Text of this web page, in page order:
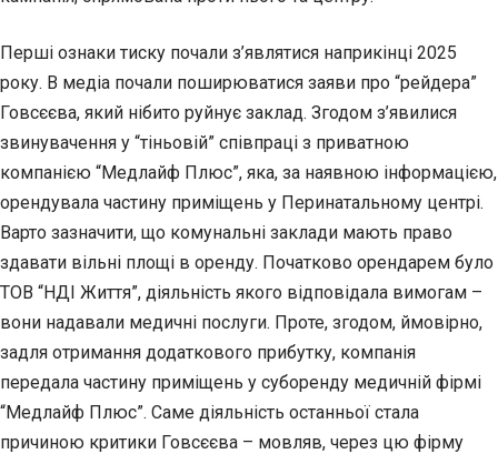
Перші ознаки тиску почали з’являтися наприкінці 2025
року. В медіа почали поширюватися заяви про “рейдера”
Говсєєва, який нібито руйнує заклад. Згодом з’явилися
звинувачення у “тіньовій” співпраці з приватною
компанією “Медлайф Плюс”, яка, за наявною інформацією,
орендувала частину приміщень у Перинатальному центрі.
Варто зазначити, що комунальні заклади мають право
здавати вільні площі в оренду. Початково орендарем було
ТОВ “НДІ Життя”, діяльність якого відповідала вимогам –
вони надавали медичні послуги. Проте, згодом, ймовірно,
задля отримання додаткового прибутку, компанія
передала частину приміщень у суборенду медичній фірмі
“Медлайф Плюс”. Саме діяльність останньої стала
причиною критики Говсєєва – мовляв, через цю фірму